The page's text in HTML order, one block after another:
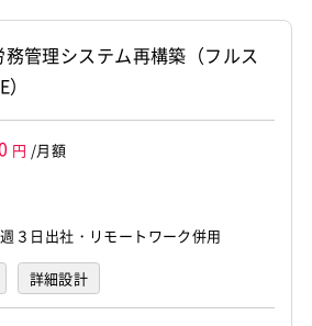
管理システム再構築（フルス
円 /月額
３日出社・リモートワーク併用
詳細設計